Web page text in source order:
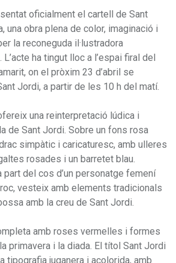
oficialment el cartell de Sant
una obra plena de color, imaginació i
la reconeguda il·lustradora
ha tingut lloc a l’espai firal del
on el pròxim 23 d’abril se
Jordi, a partir de les 10 h del matí.
una reinterpretació lúdica i
de Sant Jordi. Sobre un fons rosa
simpàtic i caricaturesc, amb ulleres
rosades i un barretet blau.
del cos d’un personatge femení
vesteix amb elements tradicionals
amb la creu de Sant Jordi.
amb roses vermelles i formes
primavera i la diada. El títol Sant Jordi
tipografia juganera i acolorida, amb